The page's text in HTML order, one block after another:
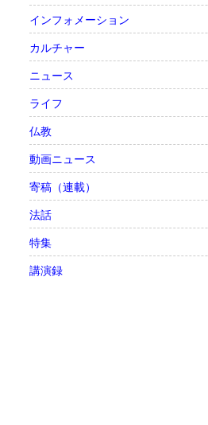
インフォメーション
カルチャー
ニュース
ライフ
仏教
動画ニュース
寄稿（連載）
法話
特集
講演録